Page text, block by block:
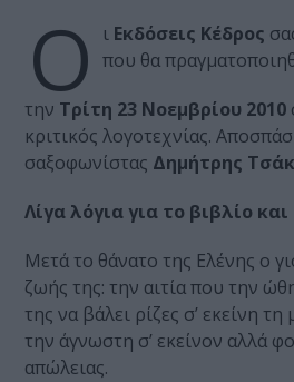
Ο ι Εκδόσεις Κέδρος
που θα
την Τρίτη 23 Νοεμβρίου 2010
κριτικός λογοτεχνίας.
σαξοφωνίστας Δημήτρης
Λίγα λόγια για το βιβλίο
Μετά το θάνατο της Ελένης ο
ζωής της: την αιτία που την
της να βάλει ρίζες σ’ εκείνη
την άγνωστη σ’ εκείνον αλλά
απώλειας.